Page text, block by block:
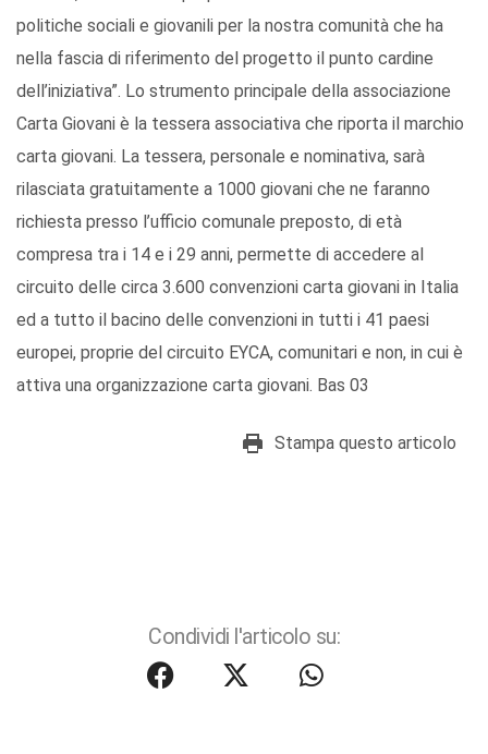
politiche sociali e giovanili per la nostra comunità che ha
nella fascia di riferimento del progetto il punto cardine
dell’iniziativa”. Lo strumento principale della associazione
Carta Giovani è la tessera associativa che riporta il marchio
carta giovani. La tessera, personale e nominativa, sarà
rilasciata gratuitamente a 1000 giovani che ne faranno
richiesta presso l’ufficio comunale preposto, di età
compresa tra i 14 e i 29 anni, permette di accedere al
circuito delle circa 3.600 convenzioni carta giovani in Italia
ed a tutto il bacino delle convenzioni in tutti i 41 paesi
europei, proprie del circuito EYCA, comunitari e non, in cui è
attiva una organizzazione carta giovani. Bas 03
Stampa questo articolo
Condividi l'articolo su: